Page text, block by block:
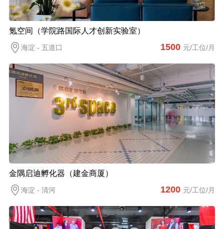
氪空间（学院路国际人才创新实验室）
海淀 - 五道口 1500 元/工位/月
金隅启迪孵化器（建金商厦）
海淀 - 清河 1200 元/工位/月